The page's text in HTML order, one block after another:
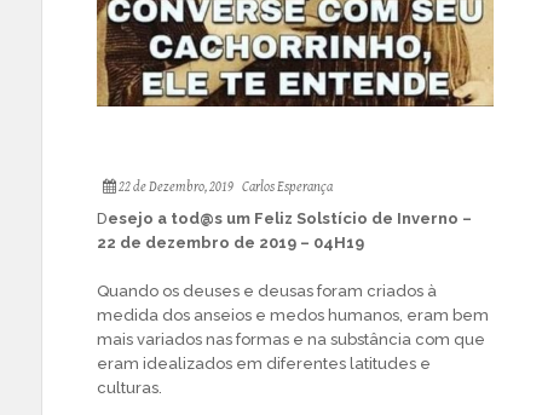
22 de Dezembro, 2019 Carlos Esperança
Desejo a tod@s um Feliz Solstício de Inverno –
22 de dezembro de 2019 – 04H19
Quando os deuses e deusas foram criados à
medida dos anseios e medos humanos, eram bem
mais variados nas formas e na substância com que
eram idealizados em diferentes latitudes e
culturas.